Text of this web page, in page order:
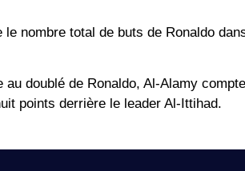
nombre total de buts de Ronaldo
doublé de Ronaldo, Al-Alamy
points derrière le leader Al-Ittihad.